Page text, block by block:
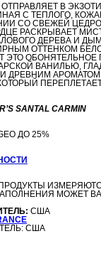
ОТПРАВЛЯЕТ В
С ТЕПЛОГО,
СО СВЕЖЕЙ
РАСКРЫВАЕТ
ДЕРЕВА И
ОТТЕНКОМ
ЭТО ОБОНЯТЕЛЬНОЕ
ВАНИЛЬЮ,
ДРЕВНИМ
SANTAL CARMIN
ДО 25%
МОЖЕТ
США
США